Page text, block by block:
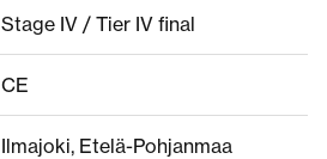
Stage IV / Tier IV final
CE
Ilmajoki, Etelä-Pohjanmaa